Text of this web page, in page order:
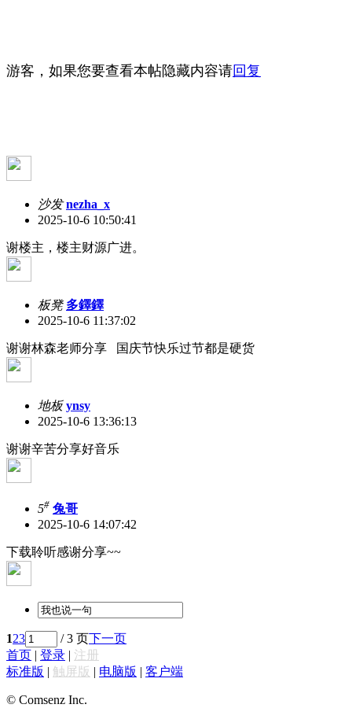
游客，如果您要查看本帖隐藏内容请回复
沙发 nezha_x
2025-10-6 10:50:41
谢楼主，楼主财源广进。
板凳 多鐸鐸
2025-10-6 11:37:02
谢谢林森老师分享 国庆节快乐过节都是硬货
地板 ynsy
2025-10-6 13:36:13
谢谢辛苦分享好音乐
5# 兔哥
2025-10-6 14:07:42
下载聆听感谢分享~~
123 / 3 页下一页
首页 | 登录 | 注册
标准版 | 触屏版 | 电脑版 | 客户端
© Comsenz Inc.